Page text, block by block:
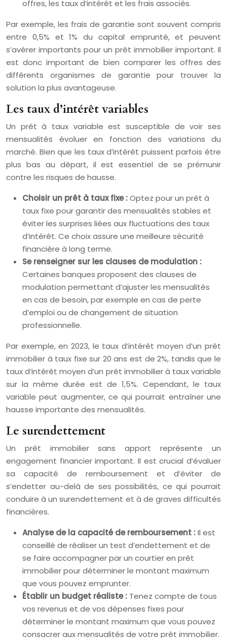
offres, les taux d’intérêt et les frais associés.
Par exemple, les frais de garantie sont souvent compris
entre 0,5% et 1% du capital emprunté, et peuvent
s’avérer importants pour un prêt immobilier important. Il
est donc important de bien comparer les offres des
différents organismes de garantie pour trouver la
solution la plus avantageuse.
Les taux d’intérêt variables
Un prêt à taux variable est susceptible de voir ses
mensualités évoluer en fonction des variations du
marché. Bien que les taux d’intérêt puissent parfois être
plus bas au départ, il est essentiel de se prémunir
contre les risques de hausse.
Choisir un prêt à taux fixe :Optez pour un prêt à
taux fixe pour garantir des mensualités stables et
éviter les surprises liées aux fluctuations des taux
d’intérêt. Ce choix assure une meilleure sécurité
financière à long terme.
Se renseigner sur les clauses de modulation :
Certaines banques proposent des clauses de
modulation permettant d’ajuster les mensualités
en cas de besoin, par exemple en cas de perte
d’emploi ou de changement de situation
professionnelle.
Par exemple, en 2023, le taux d’intérêt moyen d’un prêt
immobilier à taux fixe sur 20 ans est de 2%, tandis que le
taux d’intérêt moyen d’un prêt immobilier à taux variable
sur la même durée est de 1,5%. Cependant, le taux
variable peut augmenter, ce qui pourrait entraîner une
hausse importante des mensualités.
Le surendettement
Un prêt immobilier sans apport représente un
engagement financier important. Il est crucial d’évaluer
sa capacité de remboursement et d’éviter de
s’endetter au-delà de ses possibilités, ce qui pourrait
conduire à un surendettement et à de graves difficultés
financières.
Analyse de la capacité de remboursement :Il est
conseillé de réaliser un test d’endettement et de
se faire accompagner par un courtier en prêt
immobilier pour déterminer le montant maximum
que vous pouvez emprunter.
Établir un budget réaliste : Tenez compte de tous
vos revenus et de vos dépenses fixes pour
déterminer le montant maximum que vous pouvez
consacrer aux mensualités de votre prêt immobilier.